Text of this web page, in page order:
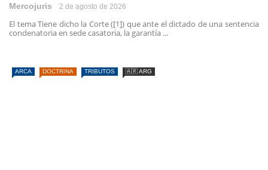
Mercojuris 2 de agosto de 2026
El tema Tiene dicho la Corte ([1]) que ante el dictado de una sentencia
condenatoria en sede casatoria, la garantía ...
ARCA DOCTRINA TRIBUTOS 🇦🇷 ARG